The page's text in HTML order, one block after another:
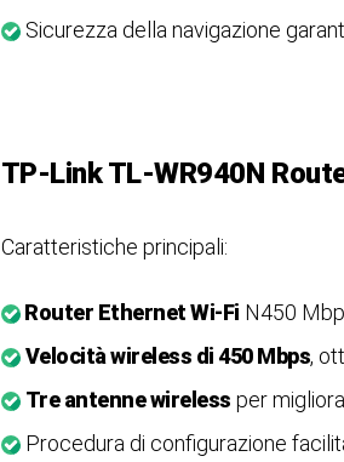
Sicurezza della navigazione
TP-Link TL-WR940N
Caratteristiche principali:
Router Ethernet Wi-Fi N450
Velocità wireless di 450 Mbps,
Tre antenne wireless per
Procedura di configurazione